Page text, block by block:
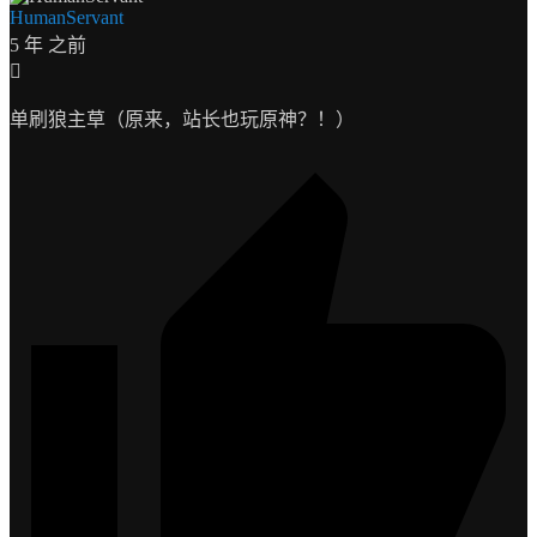
HumanServant
5 年 之前
单刷狼主草（原来，站长也玩原神？！）